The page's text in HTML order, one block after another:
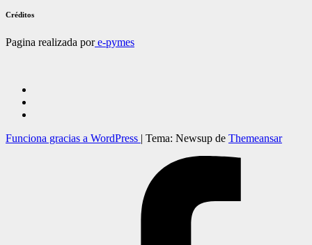
Créditos
Pagina realizada pore-pymes
Funciona gracias a WordPress | Tema: Newsup de Themeansar